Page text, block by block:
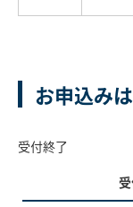
お申込み
受付終了